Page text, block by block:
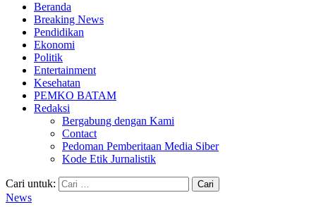
Beranda
Breaking News
Pendidikan
Ekonomi
Politik
Entertainment
Kesehatan
PEMKO BATAM
Redaksi
Bergabung dengan Kami
Contact
Pedoman Pemberitaan Media Siber
Kode Etik Jurnalistik
Cari untuk:
News